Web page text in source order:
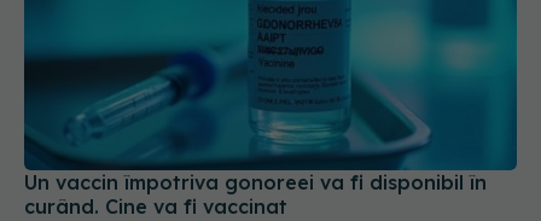
Un vaccin împotriva gonoreei va fi disponibil în
curând. Cine va fi vaccinat